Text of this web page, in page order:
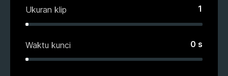
Ukuran klip 1
Waktu kunci 0 s